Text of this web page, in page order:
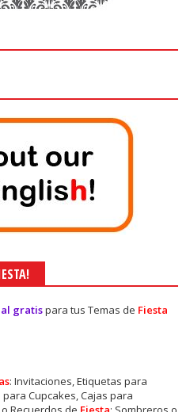
gratispara tus Temas de Fiesta
: Invitaciones, Etiquetas para
Cupcakes, Cajas para